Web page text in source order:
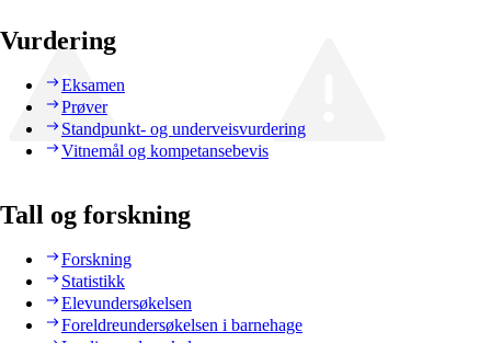
Vurdering
Eksamen
Prøver
Standpunkt- og underveisvurdering
Vitnemål og kompetansebevis
Tall og forskning
Forskning
Statistikk
Elevundersøkelsen
Foreldreundersøkelsen i barnehage